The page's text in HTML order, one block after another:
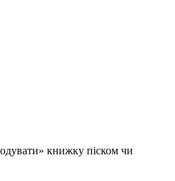
книжку піском чи